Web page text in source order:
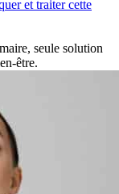
seule solution
être.